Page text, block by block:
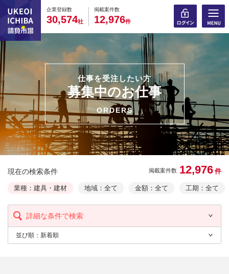
企業登録数
0
3
0
0,
0
5
0
74社
掲載案件数
0
1
0
2,
0
9
0
76件
仕事を受注したい方
募集中のお仕事
ORDERS
現在の検索条件 掲載案件数 12,976 件
業種：建具・建材 地域：全て 金額：全て 工期：全て
詳細な条件で検索
並び順： 新着順